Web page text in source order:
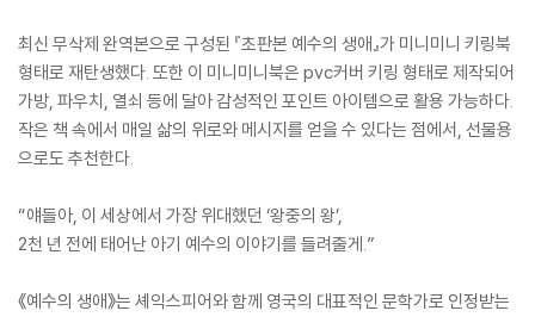
최신 무삭제 완역본으로 구성된 『초판본 예수의 생애』가 미니미니 키링북
형태로 재탄생했다. 또한 이 미니미니북은 pvc커버 키링 형태로 제작되어
가방, 파우치, 열쇠 등에 달아 감성적인 포인트 아이템으로 활용 가능하다.
작은 책 속에서 매일 삶의 위로와 메시지를 얻을 수 있다는 점에서, 선물용
으로도 추천한다.
“얘들아, 이 세상에서 가장 위대했던 ‘왕중의 왕’,
2천 년 전에 태어난 아기 예수의 이야기를 들려줄게.”
《예수의 생애》는 셰익스피어와 함께 영국의 대표적인 문학가로 인정받는